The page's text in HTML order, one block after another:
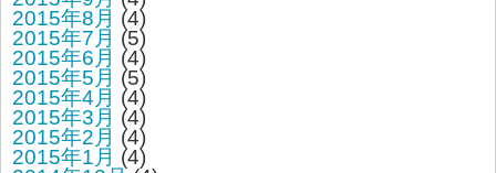
2015年8月 (4)
2015年7月 (5)
2015年6月 (4)
2015年5月 (5)
2015年4月 (4)
2015年3月 (4)
2015年2月 (4)
2015年1月 (4)